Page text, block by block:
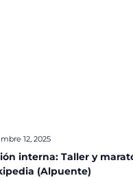
interna: Taller y
(Alpuente)
12, 2025